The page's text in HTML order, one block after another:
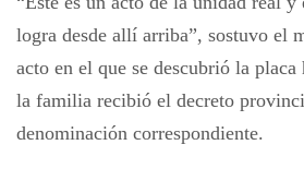
logra desde allí arriba”, sostuvo el
acto en el que se descubrió la placa
la familia recibió el decreto
denominación correspondiente.